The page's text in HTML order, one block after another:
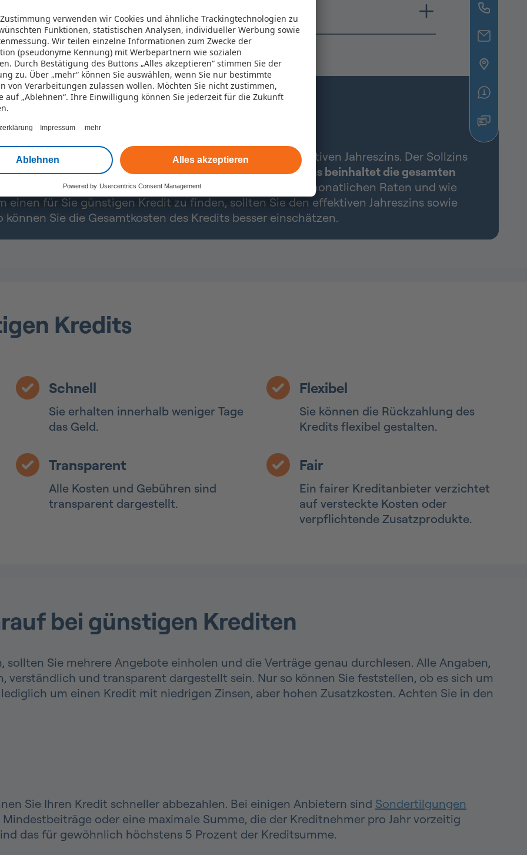
verwenden wir Cookies und ähnliche Trackingtechnologien zu
Funktionen, statistischen Analysen, individueller Werbung sowie
Wir teilen einzelne Informationen zum Zwecke der
(pseudonyme Kennung) mit Werbepartnern wie sozialen
Durch Bestätigung des Buttons „Alles akzeptieren“ stimmen Sie der
zu. Über „mehr“ können Sie auswählen, wenn Sie nur bestimmte
von Verarbeitungen zulassen wollen. Möchten Sie nicht zustimmen,
auf „Ablehnen“. Ihre Einwilligung können Sie jederzeit für die Zukunft
Impressum mehr
Ablehnen Alles akzeptieren
Powered by Usercentrics Consent Management
zwei Arten von Jahreszinsen: den Sollzins und den effektiven Jahreszins. Der Sollzins
Geld an den Kreditgeber zahlen.Der Effektivzins beinhaltet die gesamten
unter anderem die Höhe des Darlehens, die Höhe der monatlichen Raten und wie
einen für Sie günstigen Kredit zu finden, sollten Sie den effektiven Jahreszins sowie
Sie die Gesamtkosten des Kredits besser einschätzen.
Kredits
Schnell
Sie erhalten innerhalb weniger Tage
das Geld.
Flexibel
Sie können die Rückzahlung des
Kredits flexibel gestalten.
Transparent
Alle Kosten und Gebühren sind
transparent dargestellt.
Fair
Ein fairer Kreditanbieter verzichtet
auf versteckte Kosten oder
verpflichtende Zusatzprodukte.
bei günstigen Krediten
Sie mehrere Angebote einholen und die Verträge genau durchlesen. Alle Angaben,
verständlich und transparent dargestellt sein. Nur so können Sie feststellen, ob es sich um
um einen Kredit mit niedrigen Zinsen, aber hohen Zusatzkosten. Achten Sie in den
Sie Ihren Kredit schneller abbezahlen. Bei einigen Anbietern sind Sondertilgungen
oder eine maximale Summe, die der Kreditnehmer pro Jahr vorzeitig
das für gewöhnlich höchstens 5 Prozent der Kreditsumme.